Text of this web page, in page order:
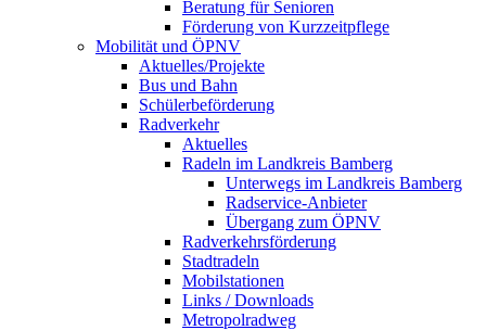
Beratung für Senioren
Förderung von Kurzzeitpflege
Mobilität und ÖPNV
Aktuelles/Projekte
Bus und Bahn
Schülerbeförderung
Radverkehr
Aktuelles
Radeln im Landkreis Bamberg
Unterwegs im Landkreis Bamberg
Radservice-Anbieter
Übergang zum ÖPNV
Radverkehrsförderung
Stadtradeln
Mobilstationen
Links / Downloads
Metropolradweg